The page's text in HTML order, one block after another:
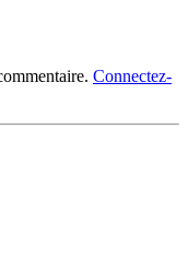
Connectez-